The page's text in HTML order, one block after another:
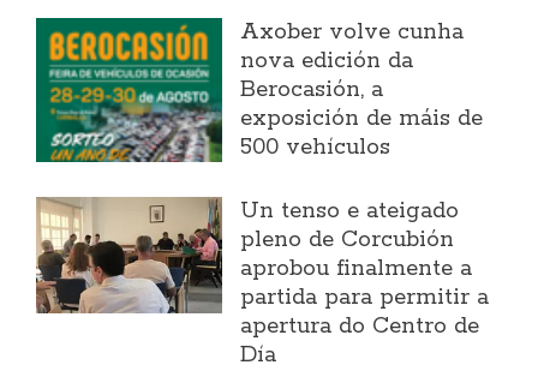
Axober volve cunha
nova edición da
Berocasión, a
exposición de máis de
500 vehículos
Un tenso e ateigado
pleno de Corcubión
aprobou finalmente a
partida para permitir a
apertura do Centro de
Día